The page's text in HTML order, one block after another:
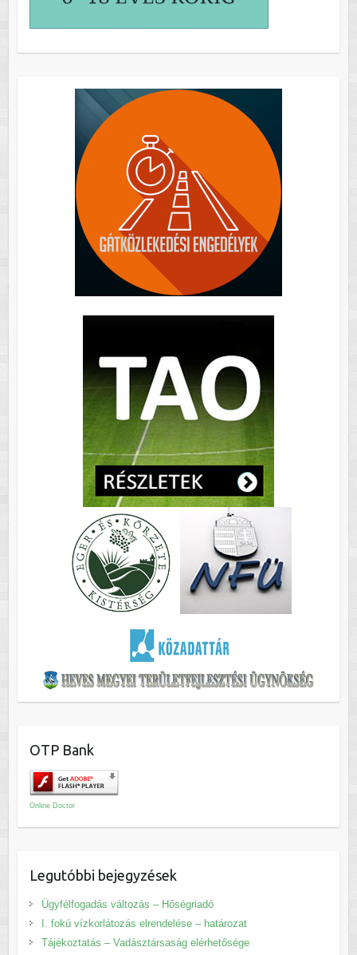
OTP Bank
Online Doctor
Legutóbbi bejegyzések
Ügyfélfogadás változás – Hőségriadó
I. fokú vízkorlátozás elrendelése – határozat
Tájékoztatás – Vadásztársaság elérhetősége